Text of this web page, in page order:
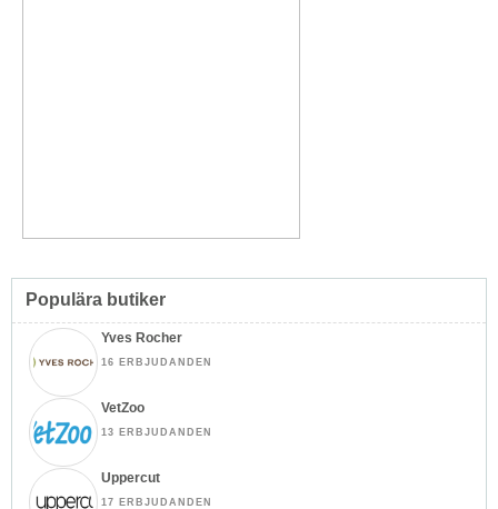
Populära butiker
Yves Rocher
16 ERBJUDANDEN
VetZoo
13 ERBJUDANDEN
Uppercut
17 ERBJUDANDEN